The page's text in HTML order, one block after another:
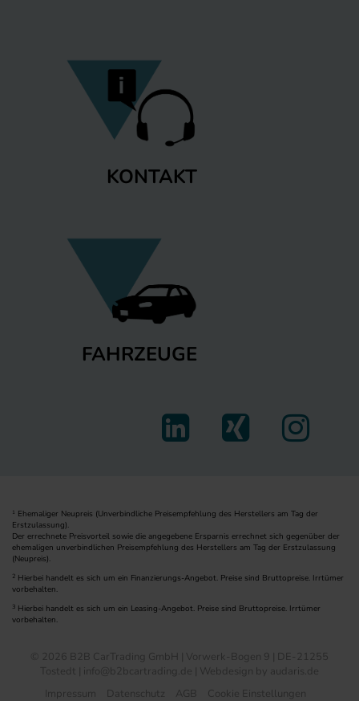
KONTAKT
FAHRZEUGE
1
Ehemaliger Neupreis (Unverbindliche Preisempfehlung des Herstellers am Tag der
Erstzulassung).
Der errechnete Preisvorteil sowie die angegebene Ersparnis errechnet sich gegenüber der
ehemaligen unverbindlichen Preisempfehlung des Herstellers am Tag der Erstzulassung
(Neupreis).
2 Hierbei handelt es sich um ein Finanzierungs-Angebot. Preise sind Bruttopreise. Irrtümer
vorbehalten.
3 Hierbei handelt es sich um ein Leasing-Angebot. Preise sind Bruttopreise. Irrtümer
vorbehalten.
© 2026 B2B CarTrading GmbH | Vorwerk-Bogen 9 | DE-21255
Tostedt | info@b2bcartrading.de | Webdesign by audaris.de
Impressum
Datenschutz AGB Cookie Einstellungen